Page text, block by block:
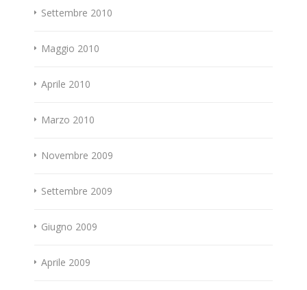
Settembre 2010
Maggio 2010
Aprile 2010
Marzo 2010
Novembre 2009
Settembre 2009
Giugno 2009
Aprile 2009